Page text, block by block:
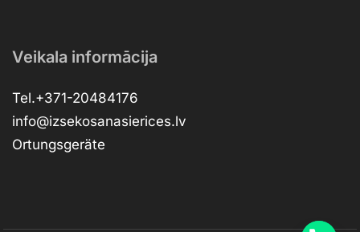
Veikala informācija
Tel.+371-20484176
info@izsekosanasierices.lv
Ortungsgeräte